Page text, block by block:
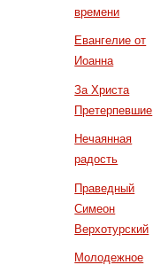
времени
Евангелие от
Иоанна
За Христа
Претерпевшие
Нечаянная
радость
Праведный
Симеон
Верхотурский
Молодежное